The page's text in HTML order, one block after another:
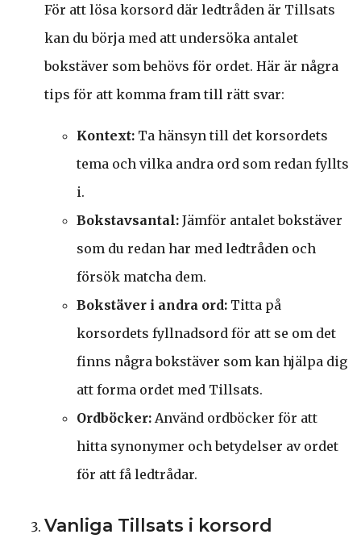
För att lösa korsord där ledtråden är Tillsats
kan du börja med att undersöka antalet
bokstäver som behövs för ordet. Här är några
tips för att komma fram till rätt svar:
Kontext: Ta hänsyn till det korsordets
tema och vilka andra ord som redan fyllts
i.
Bokstavsantal: Jämför antalet bokstäver
som du redan har med ledtråden och
försök matcha dem.
Bokstäver i andra ord: Titta på
korsordets fyllnadsord för att se om det
finns några bokstäver som kan hjälpa dig
att forma ordet med Tillsats.
Ordböcker: Använd ordböcker för att
hitta synonymer och betydelser av ordet
för att få ledtrådar.
Vanliga Tillsats i korsord